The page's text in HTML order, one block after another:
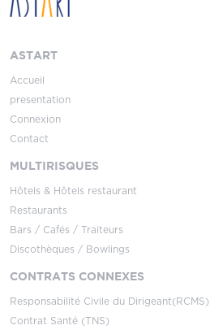
ASTART
Accueil
presentation
Connexion
Contact
MULTIRISQUES
Hôtels & Hôtels restaurant
Restaurants
Bars / Cafés / Traiteurs
Discothèques / Bowlings
CONTRATS CONNEXES
Responsabilité Civile du Dirigeant(RCMS)
Contrat Santé (TNS)